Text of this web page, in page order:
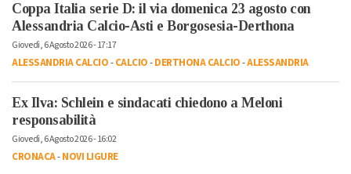
Coppa Italia serie D: il via domenica 23 agosto con
Alessandria Calcio-Asti e Borgosesia-Derthona
Giovedì, 6 Agosto 2026 - 17:17
ALESSANDRIA CALCIO-CALCIO-DERTHONA CALCIO-ALESSANDRIA
Ex Ilva: Schlein e sindacati chiedono a Meloni
responsabilità
Giovedì, 6 Agosto 2026 - 16:02
CRONACA-NOVI LIGURE